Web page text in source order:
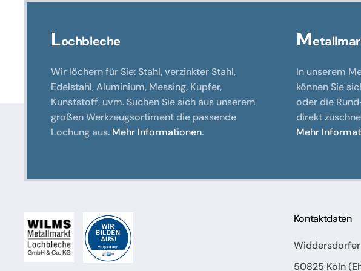
Lochbleche
Wir löchern für Sie: Stahl, verzinkter Stahl,
Edelstahl, Aluminium, Messing, Kupfer,
Kunststoff, uvm. Suchen Sie sich aus unserem
großen Werkzeugsortiment die passende
Lochung aus. Mehr Informationen.
M
In unserem
können Sie
oder die
direkt
Mehr
Kontaktdaten
Widdersdorfer
50825 Köln